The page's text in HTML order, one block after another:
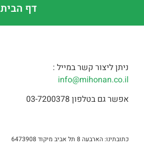
דף הבית
ניתן ליצור קשר במייל :
info@mihonan.co.il
אפשר גם בטלפון 03-7200378
כתובתינו: הארבעה 8 תל אביב מיקוד 6473908